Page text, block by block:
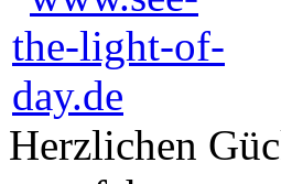
Herzlichen